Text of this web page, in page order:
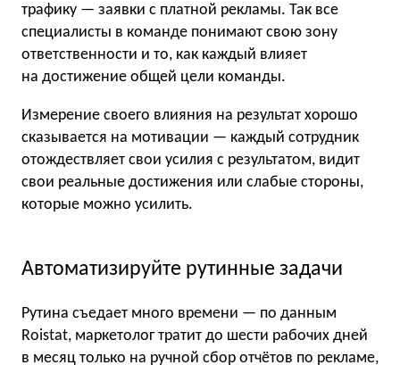
трафику — заявки с платной рекламы. Так все
специалисты в команде понимают свою зону
ответственности и то, как каждый влияет
на достижение общей цели команды.
Измерение своего влияния на результат хорошо
сказывается на мотивации — каждый сотрудник
отождествляет свои усилия с результатом, видит
свои реальные достижения или слабые стороны,
которые можно усилить.
Автоматизируйте рутинные задачи
Рутина съедает много времени — по данным
Roistat, маркетолог тратит до шести рабочих дней
в месяц только на ручной сбор отчётов по рекламе,